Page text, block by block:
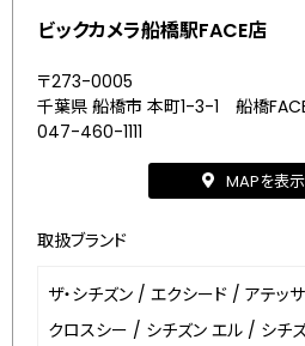
ビックカメラ船橋駅FACE店
〒273-0005
千葉県 船橋市 本町1-3-1 船橋
047-460-1111
MAPを表
取扱ブランド
ザ・シチズン / エクシード / アテッサ
クロスシー / シチズン エル / シチ